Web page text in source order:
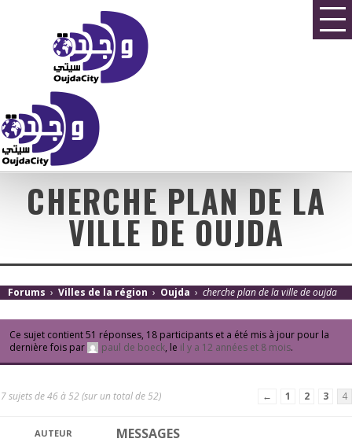
CHERCHE PLAN DE LA
VILLE DE OUJDA
Forums › Villes de la région › Oujda › cherche plan de la ville de oujda
Ce sujet contient 51 réponses, 18 participants et a été mis à jour pour la
dernière fois par
paul de boeck, le il y a 12 années et 8 mois.
7 sujets de 46 à 52 (sur un total de 52) ← 1 2 3 4
AUTEUR MESSAGES